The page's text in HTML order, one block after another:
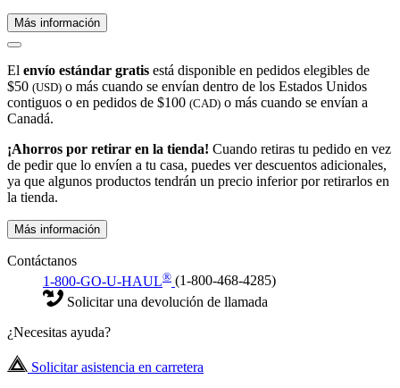
Más información
El envío estándar gratis está disponible en pedidos elegibles de
$50 (USD) o más cuando se envían dentro de los Estados Unidos
contiguos o en pedidos de $100 (CAD) o más cuando se envían a
Canadá.
¡Ahorros por retirar en la tienda! Cuando retiras tu pedido en vez
de pedir que lo envíen a tu casa, puedes ver descuentos adicionales,
ya que algunos productos tendrán un precio inferior por retirarlos en
la tienda.
Más información
Contáctanos
1-800-GO-U-HAUL® (1-800-468-4285)
Solicitar una devolución de llamada
¿Necesitas ayuda?
Solicitar asistencia en carretera